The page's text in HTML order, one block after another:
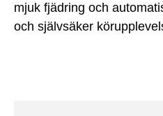
mjuk fjädring och
och självsäker